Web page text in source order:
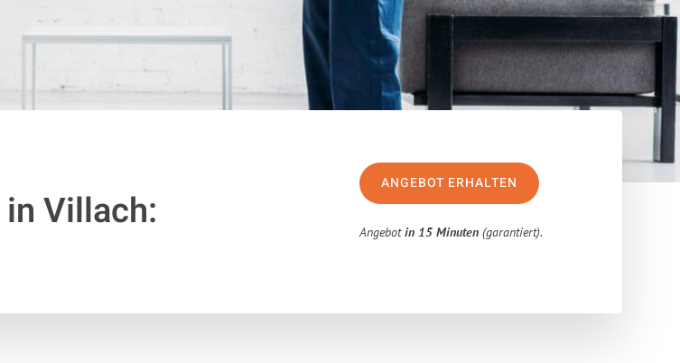
in Villach:
ANGEBOT ERHALTEN
Angebotin 15 Minuten (garantiert).